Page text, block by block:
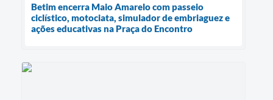
Betim encerra Maio Amarelo com passeio
ciclístico, motociata, simulador de embriaguez e
ações educativas na Praça do Encontro